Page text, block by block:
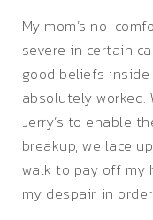
My mom’s no-
severe in certain
good beliefs
absolutely
Jerry’s to enable
breakup, we lace
walk to pay off my
my despair, in